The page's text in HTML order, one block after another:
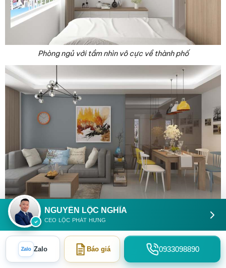
Phòng ngủ với tầm nhìn vô cực về thành phố
Không gian ăn uống ấm cúng bên gia đình tại căn hộ Marina
Park
NGUYỄN LỘC NGHĨA
CEO LỘC PHÁT HƯNG
Zalo Zalo Báo giá 0933098890